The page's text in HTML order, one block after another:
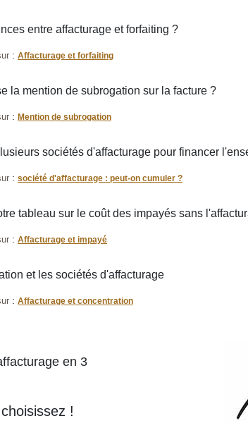
entre affacturage et forfaiting ?
: Affacturage et forfaiting
la mention de subrogation sur la facture ?
: Mention de subrogation
sociétés d'affacturage pour financer
: société d'affacturage : peut-on cumuler ?
tableau sur le coût des impayés sans
: Affacturage et impayé
et les sociétés d'affacturage
: Affacturage et concentration
en 3
!